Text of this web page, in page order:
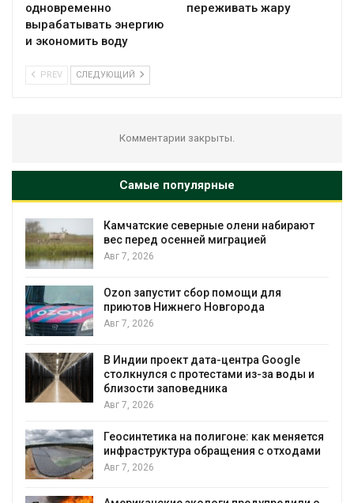
одновременно
вырабатывать энергию
и экономить воду
переживать жару
PREV СЛЕДУЮЩИЙ
Комментарии закрыты.
Самые популярные
Камчатские северные олени набирают
вес перед осенней миграцией
Авг 7, 2026
Ozon запустит сбор помощи для
приютов Нижнего Новгорода
Авг 7, 2026
В Индии проект дата-центра Google
столкнулся с протестами из-за воды и
близости заповедника
Авг 7, 2026
Геосинтетика на полигоне: как меняется
инфраструктура обращения с отходами
Авг 7, 2026